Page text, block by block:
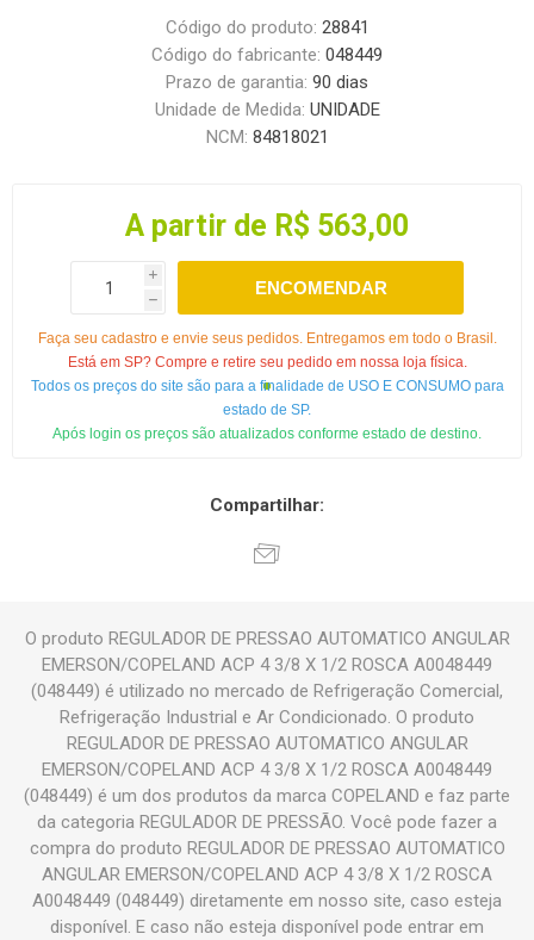
Código do produto: 28841
Código do fabricante: 048449
Prazo de garantia: 90 dias
Unidade de Medida: UNIDADE
NCM: 84818021
A partir de R$ 563,00
i
h
ENCOMENDAR
Faça seu cadastro e envie seus pedidos. Entregamos em todo o Brasil.
Está em SP? Compre e retire seu pedido em nossa loja física.
Todos os preços do site são para a finalidade de USO E CONSUMO para
estado de SP.
Após login os preços são atualizados conforme estado de destino.
Compartilhar:
O produto REGULADOR DE PRESSAO AUTOMATICO ANGULAR
EMERSON/COPELAND ACP 4 3/8 X 1/2 ROSCA A0048449
(048449) é utilizado no mercado de Refrigeração Comercial,
Refrigeração Industrial e Ar Condicionado. O produto
REGULADOR DE PRESSAO AUTOMATICO ANGULAR
EMERSON/COPELAND ACP 4 3/8 X 1/2 ROSCA A0048449
(048449) é um dos produtos da marca COPELAND e faz parte
da categoria REGULADOR DE PRESSÃO. Você pode fazer a
compra do produto REGULADOR DE PRESSAO AUTOMATICO
ANGULAR EMERSON/COPELAND ACP 4 3/8 X 1/2 ROSCA
A0048449 (048449) diretamente em nosso site, caso esteja
disponível. E caso não esteja disponível pode entrar em